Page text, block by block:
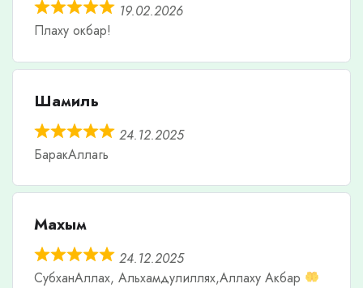
19.02.2026
Плаху окбар!
Шамиль
24.12.2025
БаракАллагь
Махым
24.12.2025
СубханАллах, Альхамдулиллях,Аллаху Акбар